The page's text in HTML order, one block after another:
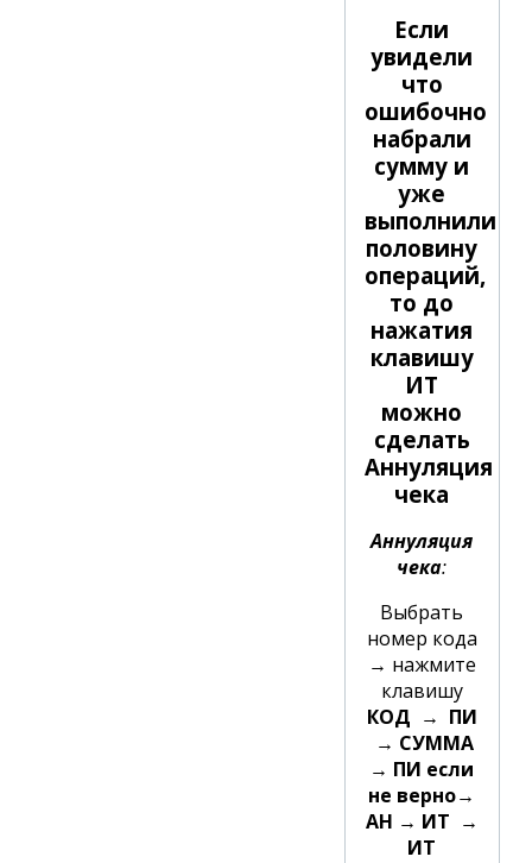
Если
увидели
что
ошибочно
набрали
сумму и
уже
выполнили
половину
операций,
то до
нажатия
клавишу
ИТ
можно
сделать
Аннуляция
чека
Аннуляция
чека:
Выбрать
номер кода
→ нажмите
клавишу
КОД → ПИ
→ СУММА
→ ПИ если
не верно→
АН → ИТ →
ИТ